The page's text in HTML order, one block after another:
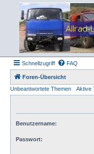
Schnellzugriff FAQ
Foren-Übersicht
Unbeantwortete Themen
Aktive
Benutzername:
Passwort: